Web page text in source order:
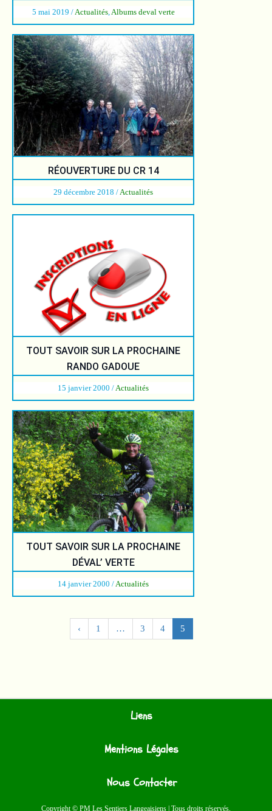
5 mai 2019 /Actualités,Albums deval verte
RÉOUVERTURE DU CR 14
29 décembre 2018 /Actualités
TOUT SAVOIR SUR LA PROCHAINE
RANDO GADOUE
15 janvier 2000 /Actualités
TOUT SAVOIR SUR LA PROCHAINE
DÉVAL’ VERTE
14 janvier 2000 /Actualités
‹ 1 … 3 4 5
Liens
Mentions Légales
Nous Contacter
Copyright © PM Les Sentiers Langeaisiens | Tous droits réservés.